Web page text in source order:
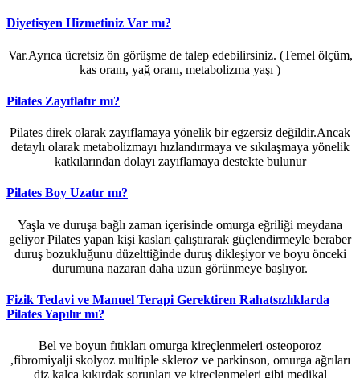
Diyetisyen Hizmetiniz Var mı?
Var.Ayrıca ücretsiz ön görüşme de talep edebilirsiniz. (Temel ölçüm,
kas oranı, yağ oranı, metabolizma yaşı )
Pilates Zayıflatır mı?
Pilates direk olarak zayıflamaya yönelik bir egzersiz değildir.Ancak
detaylı olarak metabolizmayı hızlandırmaya ve sıkılaşmaya yönelik
katkılarından dolayı zayıflamaya destekte bulunur
Pilates Boy Uzatır mı?
Yaşla ve duruşa bağlı zaman içerisinde omurga eğriliği meydana
geliyor Pilates yapan kişi kasları çalıştırarak güçlendirmeyle beraber
duruş bozukluğunu düzelttiğinde duruş dikleşiyor ve boyu önceki
durumuna nazaran daha uzun görünmeye başlıyor.
Fizik Tedavi ve Manuel Terapi Gerektiren Rahatsızlıklarda
Pilates Yapılır mı?
Bel ve boyun fıtıkları omurga kireçlenmeleri osteoporoz
,fibromiyalji skolyoz multiple skleroz ve parkinson, omurga ağrıları
diz kalça kıkırdak sorunları ve kireçlenmeleri gibi medikal